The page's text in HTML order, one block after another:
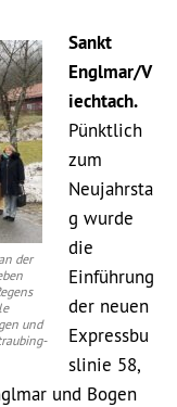
der
und
Sankt
Englmar/V
iechtach.
Pünktlich
zum
Neujahrsta
g wurde
die
Einführung
der neuen
Expressbu
slinie 58,
und Bogen